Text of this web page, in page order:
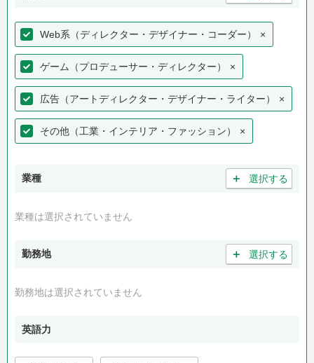
Web系（ディレクター・デザイナー・コーダー） ×
ゲーム（プロデューサー・ディレクター） ×
広告（アートディレクター・デザイナー・ライター） ×
その他（工業・インテリア・ファッション） ×
業種 ＋ 選択する
業種は選択されていません
勤務地 ＋ 選択する
勤務地は選択されていません
英語力